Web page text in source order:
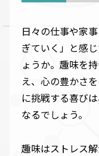
日々の仕事や家
ぎていく」と感
ょうか。趣味を
え、心の豊かさ
に挑戦する喜び
なるでしょう。
趣味はストレス